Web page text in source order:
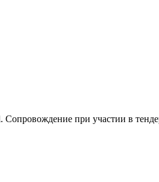
Сопровождение при участии в